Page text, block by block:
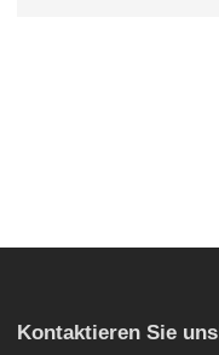
Kontaktieren Sie